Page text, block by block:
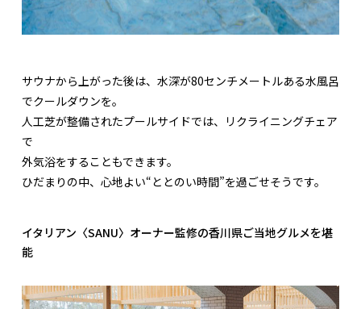
サウナから上がった後は、水深が80センチメートルある水風呂
でクールダウンを。
人工芝が整備されたプールサイドでは、リクライニングチェア
で
外気浴をすることもできます。
ひだまりの中、心地よい“ととのい時間”を過ごせそうです。
イタリアン〈SANU〉オーナー監修の香川県ご当地グルメを堪
能